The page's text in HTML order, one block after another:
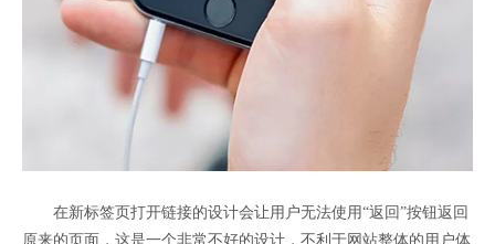
在新标签页打开链接的设计会让用户无法使用“返回”按钮返回
原来的页面，这是一个非常不好的设计，不利于网站整体的用户体